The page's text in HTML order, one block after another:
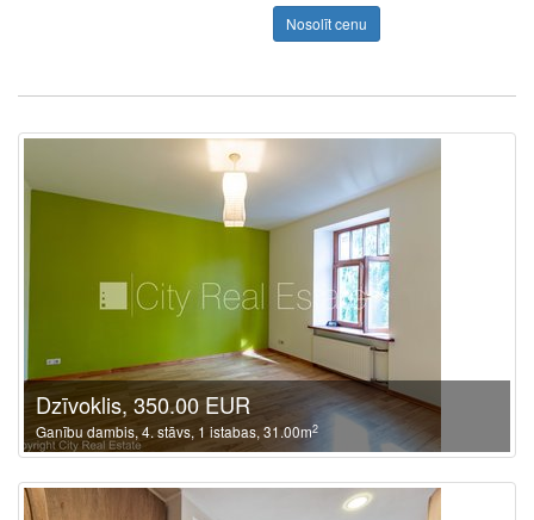
Nosolīt cenu
Dzīvoklis, 350.00 EUR
Ganību dambis, 4. stāvs, 1 istabas, 31.00m2